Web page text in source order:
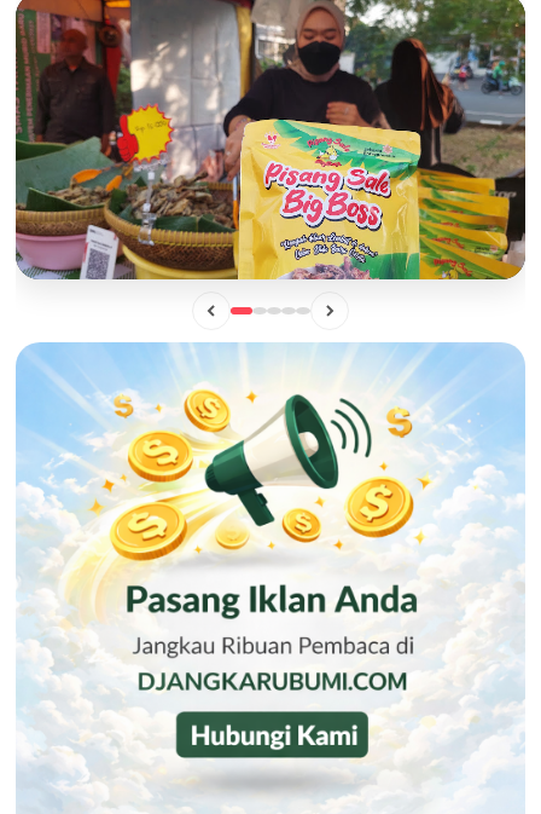
Mengintip Manisnya Peluang Usaha "Pisang Sale Big Boss",
Camilan Lokal yang Siap Naik Kelas